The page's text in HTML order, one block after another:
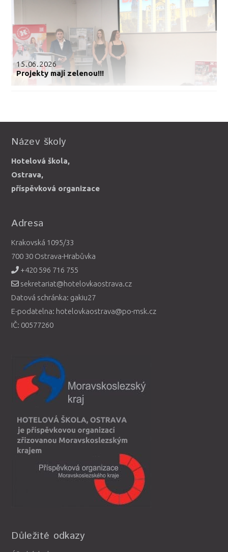
15.06.2026
Projekty mají zelenou!!!
Název školy
Hotelová škola,
Ostrava,
příspěvková organizace
Adresa
Krakovská 1095/33
700 30 Ostrava-Hrabůvka
+420 596 716 755
sekretariat@hotelovkaostrava.cz
Datová schránka: gakiu27
E-podatelna: hotelovkaostrava@po-msk.cz
IČ: 00577260
Důležité odkazy